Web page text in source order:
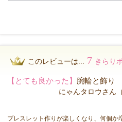
このレビューは... 7 きらり
【とても良かった】 腕輪と飾り
にゃんタロウさん
ブレスレット作りが楽しくなり、何個か